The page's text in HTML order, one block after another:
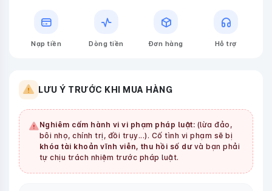
Nạp tiền Dòng tiền Đơn hàng Hỗ trợ
LƯU Ý TRƯỚC KHI MUA HÀNG
Nghiêm cấm hành vi vi phạm pháp luật: (lừa đảo,
bôi nhọ, chính trị, đồi trụy...). Cố tình vi phạm sẽ bị
khóa tài khoản vĩnh viễn, thu hồi số dưvà bạn phải
tự chịu trách nhiệm trước pháp luật.